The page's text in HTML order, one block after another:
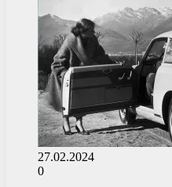
27.02.2024
0